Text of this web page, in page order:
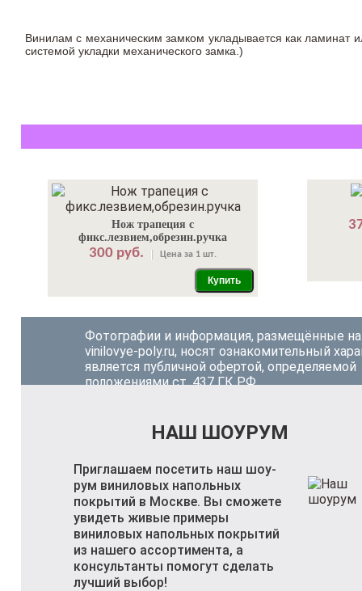
Винилам с механическим замком укладывается как ламинат
системой укладки механического замка.)
Нож трапеция с
фикс.лезвием,обрезин.ручка
300 руб. Цена за 1 шт.
Купить
Фотографии и информация, размещённые на
vinilovye-poly.ru, носят ознакомительный
является публичной офертой, определяемой
положениями ст. 437 ГК РФ.
НАШ ШОУРУМ
Приглашаем посетить наш шоу-
рум виниловых напольных
покрытий в Москве. Вы сможете
увидеть живые примеры
виниловых напольных покрытий
из нашего ассортимента, а
консультанты помогут сделать
лучший выбор!